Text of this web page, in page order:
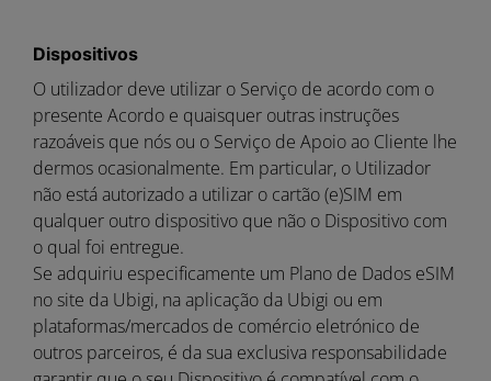
Dispositivos
O utilizador deve utilizar o Serviço de acordo com o
presente Acordo e quaisquer outras instruções
razoáveis que nós ou o Serviço de Apoio ao Cliente lhe
dermos ocasionalmente. Em particular, o Utilizador
não está autorizado a utilizar o cartão (e)SIM em
qualquer outro dispositivo que não o Dispositivo com
o qual foi entregue.
Se adquiriu especificamente um Plano de Dados eSIM
no site da Ubigi, na aplicação da Ubigi ou em
plataformas/mercados de comércio eletrónico de
outros parceiros, é da sua exclusiva responsabilidade